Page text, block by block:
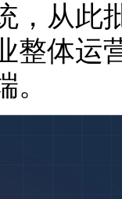
，从此
整体运